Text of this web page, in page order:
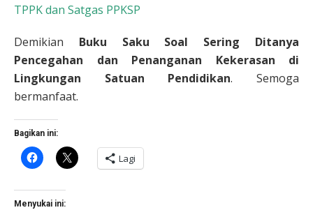
TPPK dan Satgas PPKSP
Demikian Buku Saku Soal Sering Ditanya
Pencegahan dan Penanganan Kekerasan di
Lingkungan Satuan Pendidikan. Semoga
bermanfaat.
Bagikan ini:
Klik
untuk
Facebook(Membuka
di
jendela
Klik
untuk
berbagi
Lagi
Menyukai ini: